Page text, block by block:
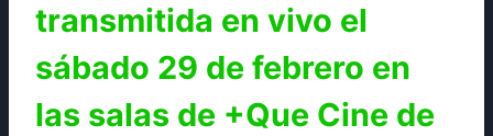
transmitida en vivo el
sábado 29 de febrero en
las salas de +Que Cine de